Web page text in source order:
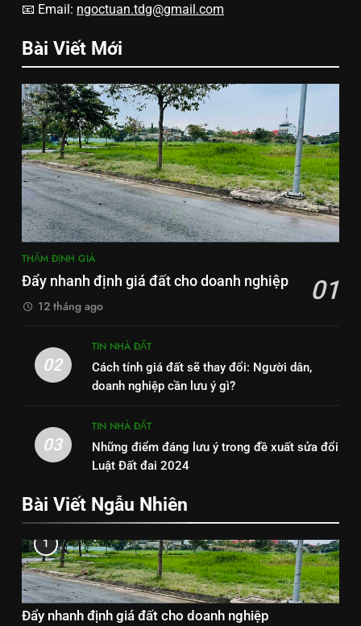
📧 Email: ngoctuan.tdg@gmail.com
Bài Viết Mới
THẨM ĐỊNH GIÁ
Đẩy nhanh định giá đất cho doanh nghiệp 01
12 tháng ago
02
TIN NHÀ ĐẤT
Cách tính giá đất sẽ thay đổi: Người dân,
doanh nghiệp cần lưu ý gì?
03
TIN NHÀ ĐẤT
Những điểm đáng lưu ý trong đề xuất sửa đổi
Luật Đất đai 2024
Bài Viết Ngẫu Nhiên
1
Đẩy nhanh định giá đất cho doanh nghiệp